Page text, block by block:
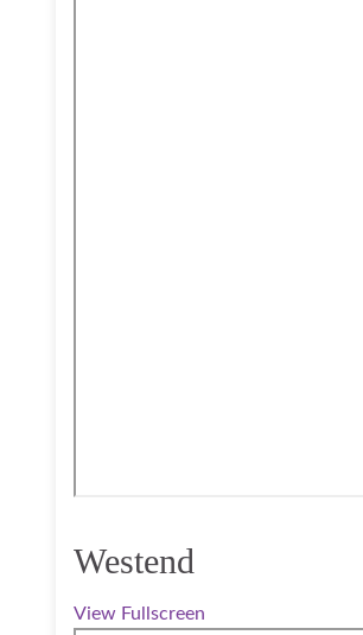
Westend
View Fullscreen